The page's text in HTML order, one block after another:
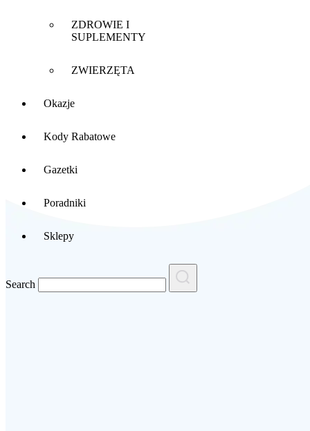
ZDROWIE I
SUPLEMENTY
ZWIERZĘTA
Okazje
Kody Rabatowe
Gazetki
Poradniki
Sklepy
Search